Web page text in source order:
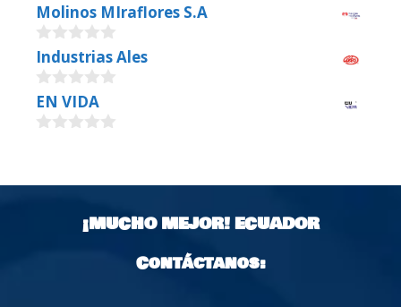
Molinos MIraflores S.A
0
o
u
t
o
f
Industrias Ales
0
o
u
5
EN VIDA
t
¡MUCHO MEJOR!ECUADOR
Contáctanos: